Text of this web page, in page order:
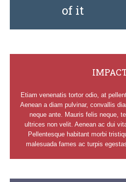
of it
Etiam venenatis tortor odio, at
Aenean a diam pulvinar, convallis
neque ante. Mauris felis neque,
ultrices non velit. Aenean ac dui
Pellentesque habitant morbi
malesuada fames ac turpis